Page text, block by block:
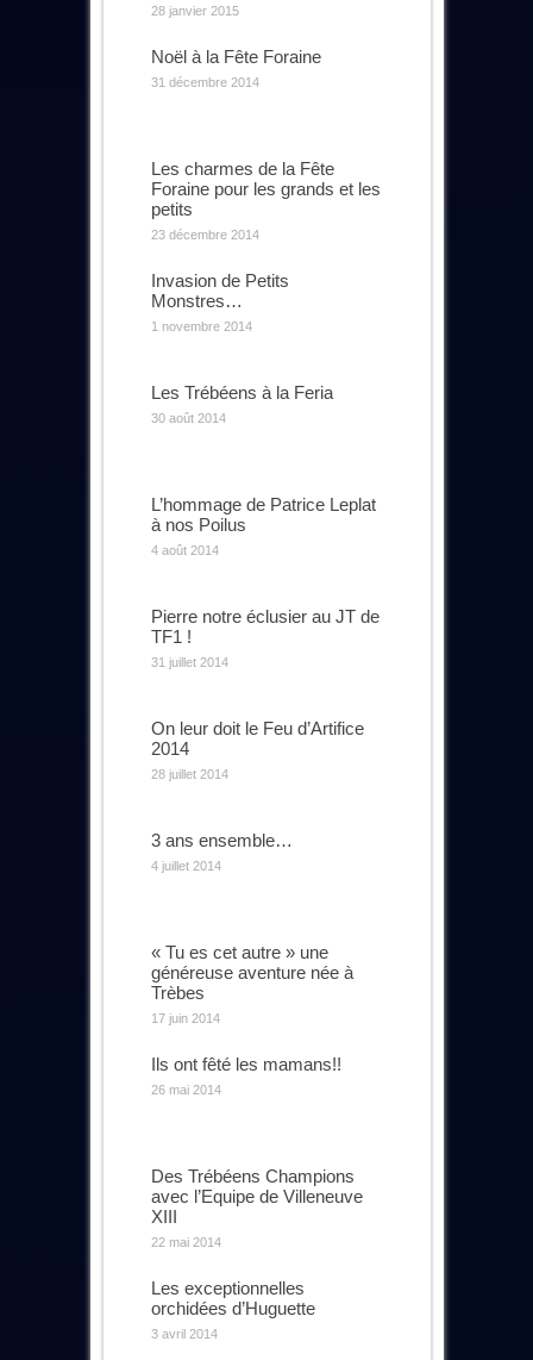
28 janvier 2015
Noël à la Fête Foraine
31 décembre 2014
Les charmes de la Fête
Foraine pour les grands et les
petits
23 décembre 2014
Invasion de Petits
Monstres…
1 novembre 2014
Les Trébéens à la Feria
30 août 2014
L’hommage de Patrice Leplat
à nos Poilus
4 août 2014
Pierre notre éclusier au JT de
TF1 !
31 juillet 2014
On leur doit le Feu d’Artifice
2014
28 juillet 2014
3 ans ensemble…
4 juillet 2014
« Tu es cet autre » une
généreuse aventure née à
Trèbes
17 juin 2014
Ils ont fêté les mamans!!
26 mai 2014
Des Trébéens Champions
avec l’Equipe de Villeneuve
XIII
22 mai 2014
Les exceptionnelles
orchidées d’Huguette
3 avril 2014